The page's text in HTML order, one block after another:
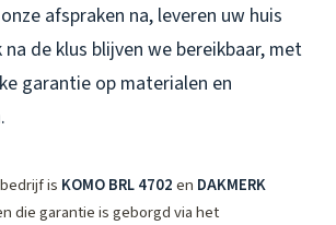
afspraken na, leveren uw huis
de klus blijven we bereikbaar, met
garantie op materialen en
is KOMO BRL 4702en DAKMERK
die garantie is geborgd via het